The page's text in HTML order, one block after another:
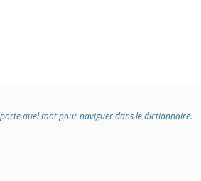
quel mot pour naviguer dans le dictionnaire.